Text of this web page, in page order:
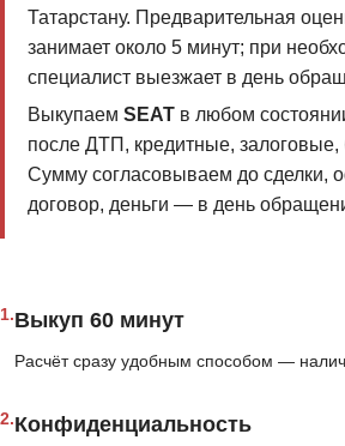
Татарстану. Предварительная
занимает около 5 минут; при
специалист выезжает в день
Выкупаем SEATв любом
после ДТП, кредитные, залоговые,
Сумму согласовываем до сделки,
договор, деньги — в день
1.Выкуп 60 минут
Расчёт сразу удобным способом —
2.Конфиденциальность